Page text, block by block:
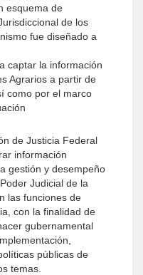
esquema de
de los
fue diseñado a
captar la información
Agrarios a partir de
como por el marco
de Justicia Federal
información
gestión y desempeño
Judicial de la
las funciones de
con la finalidad de
gubernamental
públicas de
temas.